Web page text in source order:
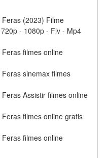
(2023) Filme
- 1080p - Flv - Mp4
filmes online
sinemax filmes
Assistir filmes online
filmes online gratis
filmes online